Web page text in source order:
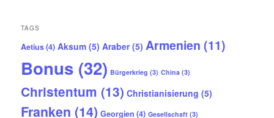
TAGS
Aetius(4) Aksum (5) Araber(5) Armenien (11)
Bonus (32) Bürgerkrieg (3) China (3)
Christentum (13) Christianisierung (5)
Franken (14) Georgien (4) Gesellschaft (3)